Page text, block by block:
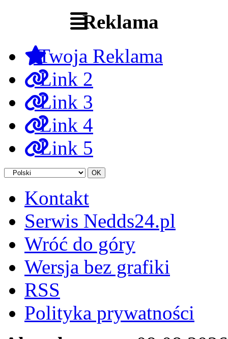
Reklama
Twoja Reklama
Link 2
Link 3
Link 4
Link 5
Kontakt
Serwis Nedds24.pl
Wróć do góry
Wersja bez grafiki
RSS
Polityka prywatności